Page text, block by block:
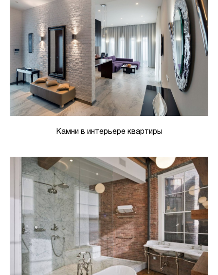
Камни в интерьере квартиры